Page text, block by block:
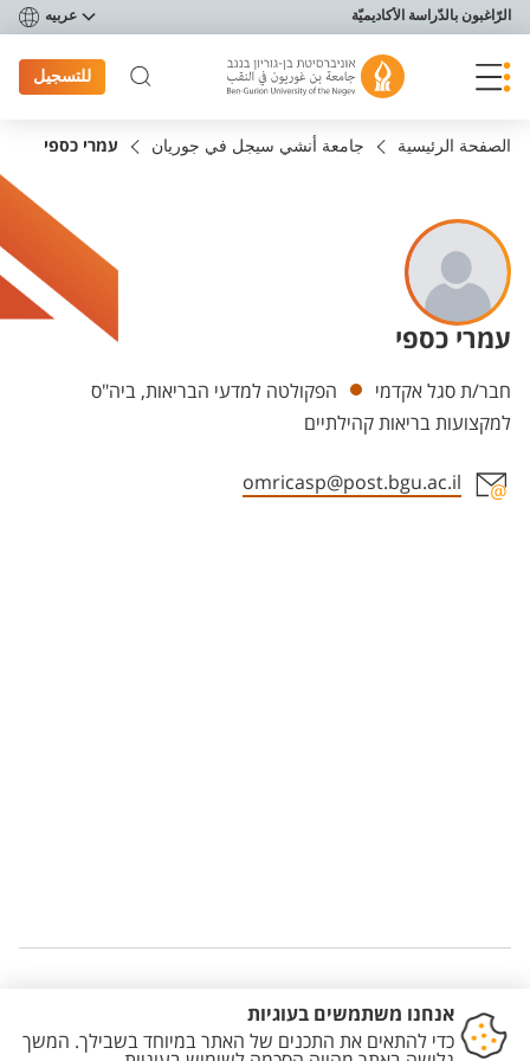
תפריט נגישות
الرّاغبون بالدّراسة الأكاديميّة عربيه
للتسجيل
الصفحة الرئيسية جامعة أنشي سيجل في جوريان עמרי כספי
עמרי כספי
Departments
חבר/ת סגל אקדמי
הפקולטה למדעי הבריאות, ביה"ס
למקצועות בריאות קהילתיים
omricasp@post.bgu.ac.il